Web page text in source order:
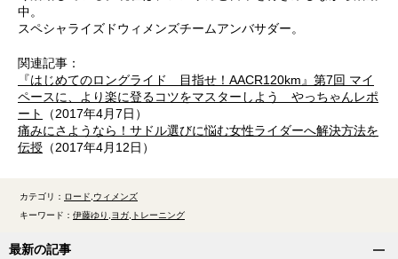
中。
スペシャライズドウィメンズチームアンバサダー。
関連記事：
『はじめてのロングライド 目指せ！AACR120km』第7回 マイ
ペースに、より楽に登るコツをマスターしよう やっちゃんレポ
ート
（2017年4月7日）
痛みにさようなら！サドル選びに悩む女性ライダーへ解決方法を
伝授 （2017年4月12日）
カテゴリ： ロード ウィメンズ
キーワード： 伊藤ゆり ヨガ トレーニング
最新の記事